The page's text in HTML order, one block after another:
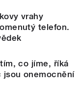
vrahy
telefon.
co jíme, říká
jsou onemocnění